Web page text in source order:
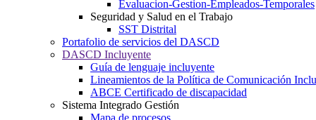
Evaluacion-Gestion-Empleados-Temporales
Seguridad y Salud en el Trabajo
SST Distrital
Portafolio de servicios del DASCD
DASCD Incluyente
Guía de lenguaje incluyente
Lineamientos de la Política de Comunicación
ABCE Certificado de discapacidad
Sistema Integrado Gestión
Mapa de procesos